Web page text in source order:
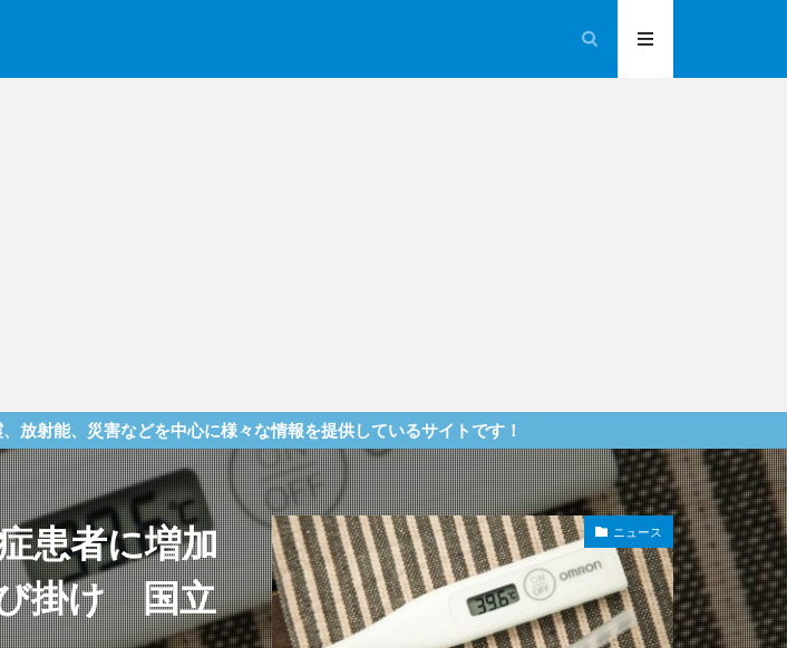
どを中心に様々な情報を提供しているサイトです！
患者に増加
び掛け 国立
ニュース